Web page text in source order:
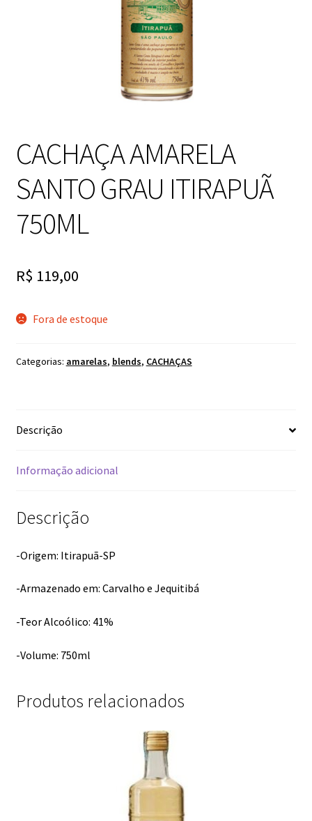
CACHAÇA AMARELA
SANTO GRAU ITIRAPUÃ
750ML
R$ 119,00
Fora de estoque
Categorias: amarelas, blends, CACHAÇAS
Descrição
Informação adicional
Descrição
-Origem: Itirapuã-SP
-Armazenado em: Carvalho e Jequitibá
-Teor Alcoólico: 41%
-Volume: 750ml
Produtos relacionados